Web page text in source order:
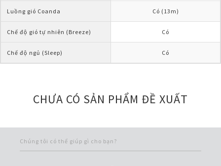
Luồng gió Coanda Có (13m)
Chế độ gió tự nhiên (Breeze) Có
Chế độ ngủ (Sleep) Có
CHƯA CÓ SẢN PHẨM ĐỀ XUẤT
Chúng tôi có thể giúp gì cho bạn?